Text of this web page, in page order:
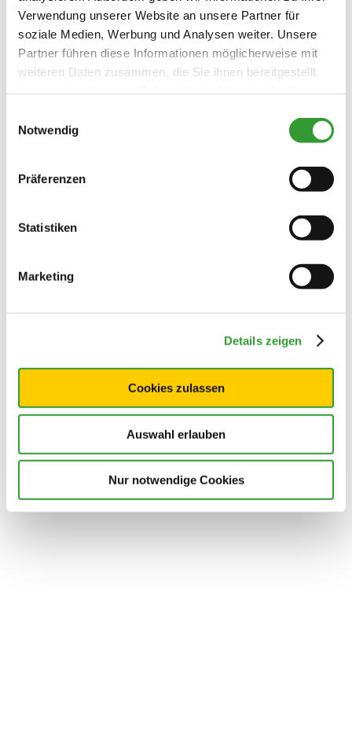
Verwendung unserer Website an unsere Partner für
soziale Medien, Werbung und Analysen weiter. Unsere
Partner führen diese Informationen möglicherweise mit
weiteren Daten zusammen, die Sie ihnen bereitgestellt
Notwendig
Präferenzen
Statistiken
Marketing
Details zeigen
Cookies zulassen
Auswahl erlauben
Nur notwendige Cookies